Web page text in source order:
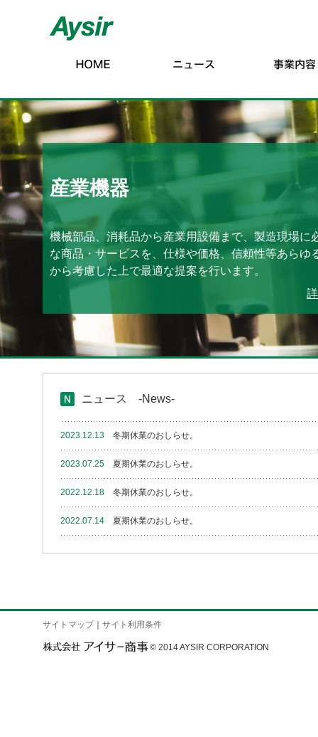
産業機器
機械部品、消耗品から産業用設備まで、製造現場に
な商品・サービスを、仕様や価格、信頼性等あらゆ
から考慮した上で最適な提案を行います。
制御エンジニアリング
自動化、省力化、省エネ化など、すべての頭脳の元
る制御力。部材調達はもとより、設計、各種製作、
試運転調整までトータルにサポートします。
ニュース -News-
2023.12.13 冬期休業のおしらせ。
2023.07.25 夏期休業のおしらせ。
2022.12.18 冬期休業のおしらせ。
2022.07.14 夏期休業のおしらせ。
サイトマップ｜ サイト利用条件
© 2014 AYSIR CORPORATION